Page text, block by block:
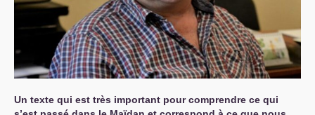
Un texte qui est très important pour comprendre ce qui